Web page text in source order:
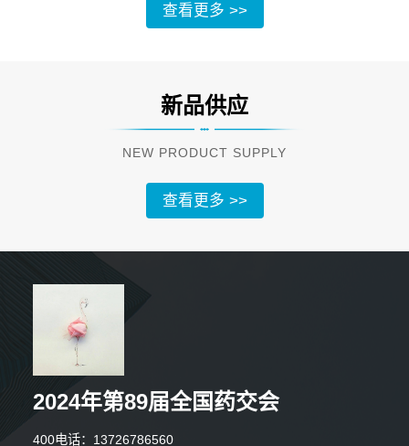
查看更多 >>
新品供应
NEW PRODUCT SUPPLY
查看更多 >>
2024年第89届全国药交会
400电话：13726786560
5分钟前 王先生 正在咨询